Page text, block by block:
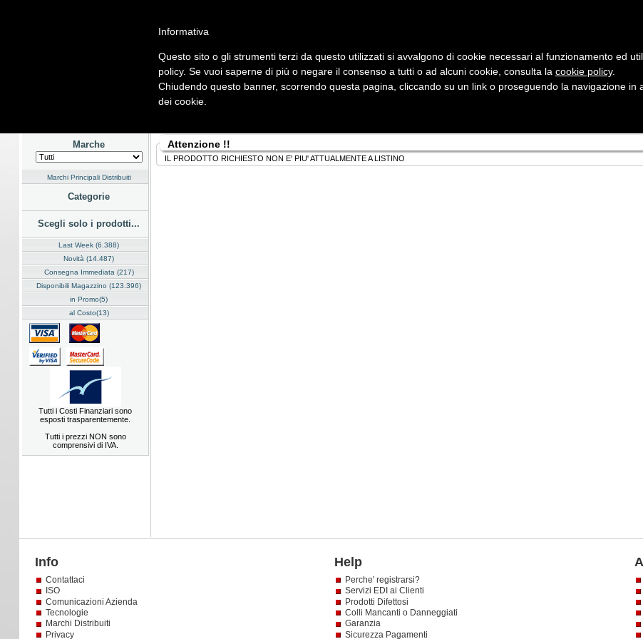
Dati Cliente Servizi Company
Cerca:
Fotografia Telefonia Audio Video Energia Sicurezza e Automazione Servizi
Robotica
Marche
Marchi Principali Distribuiti
Categorie
Scegli solo i prodotti...
Last Week (6.388)
Novità (14.487)
Consegna Immediata (217)
Disponibili Magazzino (123.396)
in Promo(5)
al Costo(13)
Tutti i Costi Finanziari sono
esposti trasparentemente.
Tutti i prezzi NON sono
comprensivi di IVA.
Attenzione !!
IL PRODOTTO RICHIESTO NON E' PIU' ATTUALMENTE A LISTINO
Info Help
Contattaci
ISO
Comunicazioni Azienda
Tecnologie
Marchi Distribuiti
Privacy
Perche' registrarsi?
Servizi EDI ai Clienti
Prodotti Difettosi
Colli Mancanti o Danneggiati
Garanzia
Sicurezza Pagamenti
Informativa
Questo sito o gli strumenti terzi da questo utilizzati si avvalgono di cookie necessari al funzionamento ed
policy. Se vuoi saperne di più o negare il consenso a tutti o ad alcuni cookie, consulta la cookie policy.
Chiudendo questo banner, scorrendo questa pagina, cliccando su un link o proseguendo la navigazione in
dei cookie.